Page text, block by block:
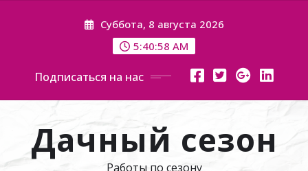
Суббота, 8 августа 2026
5:41:00 AM
Подписаться на нас
Дачный сезон
Работы по сезону